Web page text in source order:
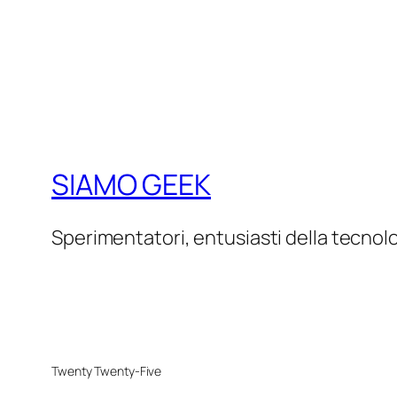
SIAMO GEEK
Sperimentatori, entusiasti della
Twenty Twenty-Five